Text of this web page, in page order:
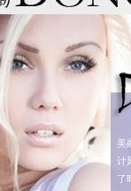
美
计
了